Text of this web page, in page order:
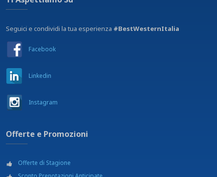
Seguici e condividi la tua esperienza #BestWesternItalia
Facebook
Linkedin
Instagram
Offerte e Promozioni
Offerte di Stagione